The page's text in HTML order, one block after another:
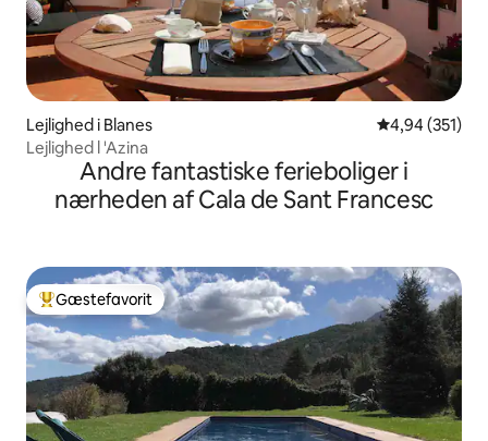
Lejlighed i Blanes 4,94 ud af 5 i
4,94 (351)
Lejlighed l 'Azina
Andre fantastiske ferieboliger i
nærheden af Cala de Sant Francesc
Bedste gæstefavorit
Gæstefavorit